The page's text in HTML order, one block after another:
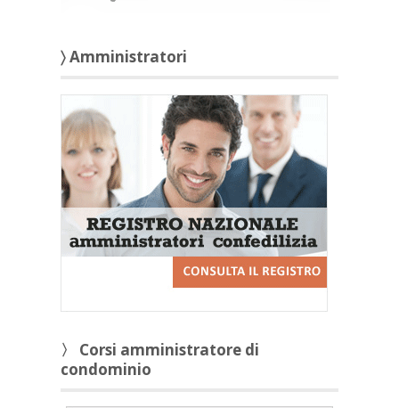
〉 Amministratori
〉 Corsi amministratore di
condominio